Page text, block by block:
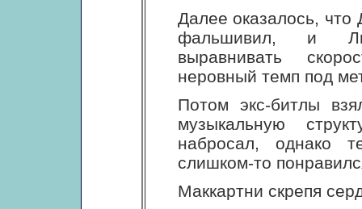
Далее оказалось,
фальшивил, и
выравнивать
неровный темп под
Потом экс-битлы
музыкальную
набросал, однако
слишком-то
Маккартни скрепя